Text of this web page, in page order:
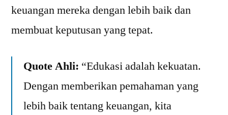
keuangan mereka dengan lebih baik dan
membuat keputusan yang tepat.
Quote Ahli: “Edukasi adalah kekuatan.
Dengan memberikan pemahaman yang
lebih baik tentang keuangan, kita